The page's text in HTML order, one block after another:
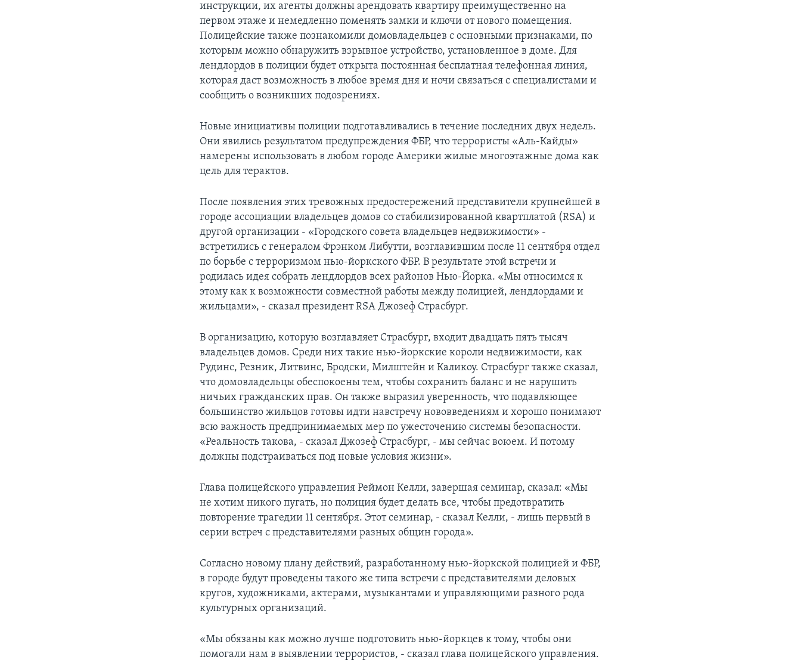
инструкции, их агенты должны арендовать квартиру преимущественно на
первом этаже и немедленно поменять замки и ключи от нового помещения.
Полицейские также познакомили домовладельцев с основными признаками, по
которым можно обнаружить взрывное устройство, установленное в доме. Для
лендлордов в полиции будет открыта постоянная бесплатная телефонная линия,
которая даст возможность в любое время дня и ночи связаться с специалистами и
сообщить о возникших подозрениях.
Новые инициативы полиции подготавливались в течение последних двух недель.
Они явились результатом предупреждения ФБР, что террористы «Аль-Кайды»
намерены использовать в любом городе Америки жилые многоэтажные дома как
цель для терактов.
После появления этих тревожных предостережений представители крупнейшей в
городе ассоциации владельцев домов со стабилизированной квартплатой (RSA) и
другой организации - «Городского совета владельцев недвижимости» -
встретились с генералом Фрэнком Либутти, возглавившим после 11 сентября отдел
по борьбе с терроризмом нью-йоркского ФБР. В результате этой встречи и
родилась идея собрать лендлордов всех районов Нью-Йорка. «Мы относимся к
этому как к возможности совместной работы между полицией, лендлордами и
жильцами», - сказал президент RSA Джозеф Страсбург.
В организацию, которую возглавляет Страсбург, входит двадцать пять тысяч
владельцев домов. Среди них такие нью-йоркские короли недвижимости, как
Рудинс, Резник, Литвинс, Бродски, Милштейн и Каликоу. Страсбург также сказал,
что домовладельцы обеспокоены тем, чтобы сохранить баланс и не нарушить
ничьих гражданских прав. Он также выразил уверенность, что подавляющее
большинство жильцов готовы идти навстречу нововведениям и хорошо понимают
всю важность предпринимаемых мер по ужесточению системы безопасности.
«Реальность такова, - сказал Джозеф Страсбург, - мы сейчас воюем. И потому
должны подстраиваться под новые условия жизни».
Глава полицейского управления Реймон Келли, завершая семинар, сказал: «Мы
не хотим никого пугать, но полиция будет делать все, чтобы предотвратить
повторение трагедии 11 сентября. Этот семинар, - сказал Келли, - лишь первый в
серии встреч с представителями разных общин города».
Согласно новому плану действий, разработанному нью-йоркской полицией и ФБР,
в городе будут проведены такого же типа встречи с представителями деловых
кругов, художниками, актерами, музыкантами и управляющими разного рода
культурных организаций.
«Мы обязаны как можно лучше подготовить нью-йоркцев к тому, чтобы они
помогали нам в выявлении террористов, - сказал глава полицейского управления.